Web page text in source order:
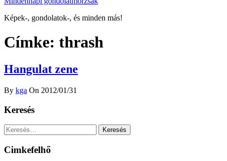
Képek-, gondolatok-, és minden más!
Címke: thrash
Hangulat zene
By kga On 2012/01/31
Keresés
Keresés:
Cimkefelhő